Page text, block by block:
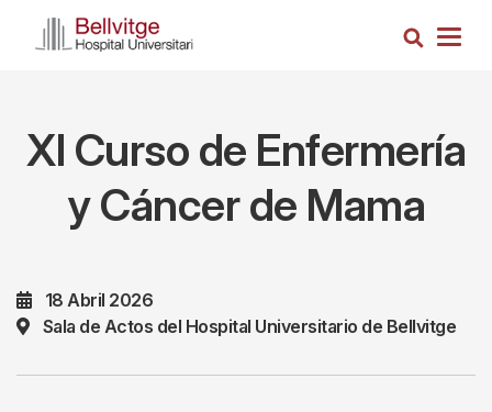
Busca
XI Curso de Enfermería
y Cáncer de Mama
18 Abril 2026
Sala de Actos del Hospital Universitario de Bellvitge